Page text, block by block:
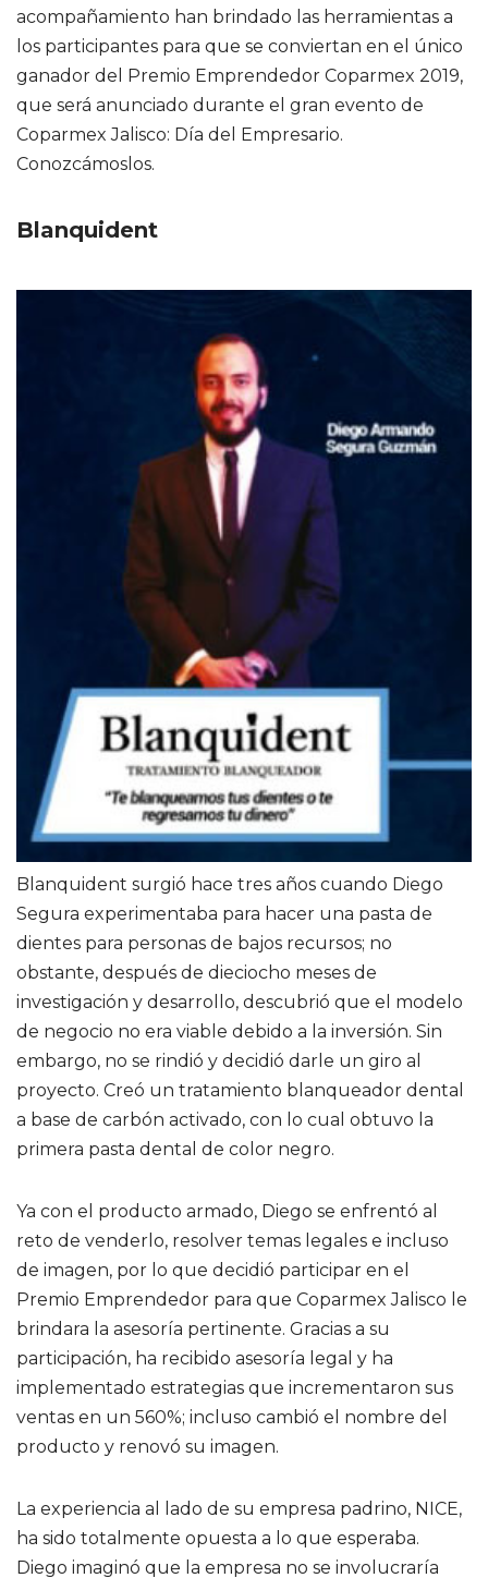
acompañamiento han brindado las herramientas a
los participantes para que se conviertan en el único
ganador del Premio Emprendedor Coparmex 2019,
que será anunciado durante el gran evento de
Coparmex Jalisco: Día del Empresario.
Conozcámoslos.
Blanquident
Blanquident surgió hace tres años cuando Diego
Segura experimentaba para hacer una pasta de
dientes para personas de bajos recursos; no
obstante, después de dieciocho meses de
investigación y desarrollo, descubrió que el modelo
de negocio no era viable debido a la inversión. Sin
embargo, no se rindió y decidió darle un giro al
proyecto. Creó un tratamiento blanqueador dental
a base de carbón activado, con lo cual obtuvo la
primera pasta dental de color negro.
Ya con el producto armado, Diego se enfrentó al
reto de venderlo, resolver temas legales e incluso
de imagen, por lo que decidió participar en el
Premio Emprendedor para que Coparmex Jalisco le
brindara la asesoría pertinente. Gracias a su
participación, ha recibido asesoría legal y ha
implementado estrategias que incrementaron sus
ventas en un 560%; incluso cambió el nombre del
producto y renovó su imagen.
La experiencia al lado de su empresa padrino, NICE,
ha sido totalmente opuesta a lo que esperaba.
Diego imaginó que la empresa no se involucraría